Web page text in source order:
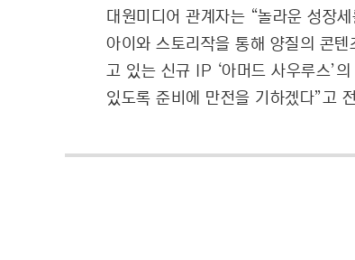
대원미디어 관계자는 “놀라운 성장
아이와 스토리작을 통해 양질의 콘
고 있는 신규 IP ‘아머드 사우루스’
있도록 준비에 만전을 기하겠다”고